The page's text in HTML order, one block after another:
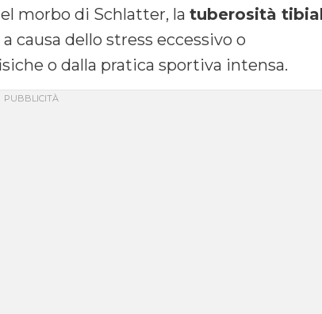
morbo di Schlatter, la tuberosità
causa dello stress eccessivo o
o dalla pratica sportiva intensa.